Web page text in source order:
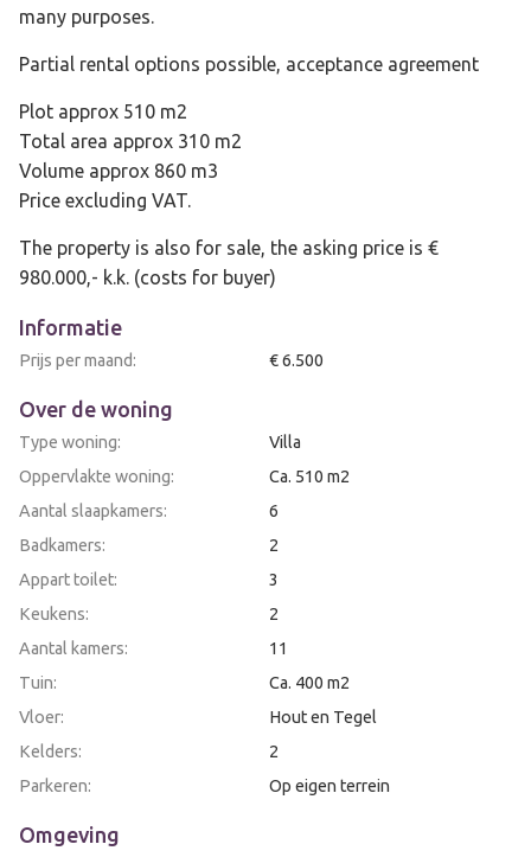
many purposes.
Partial rental options possible, acceptance agreement
Plot approx 510 m2
Total area approx 310 m2
Volume approx 860 m3
Price excluding VAT.
The property is also for sale, the asking price is €
980.000,- k.k. (costs for buyer)
Informatie
Prijs per maand: € 6.500
Over de woning
Type woning:
Villa
Oppervlakte woning:
Ca. 510 m2
Aantal slaapkamers:
6
Badkamers:
2
Appart toilet:
3
Keukens:
2
Aantal kamers:
11
Tuin:
Ca. 400 m2
Vloer:
Hout en Tegel
Kelders:
2
Parkeren:
Op eigen terrein
Omgeving